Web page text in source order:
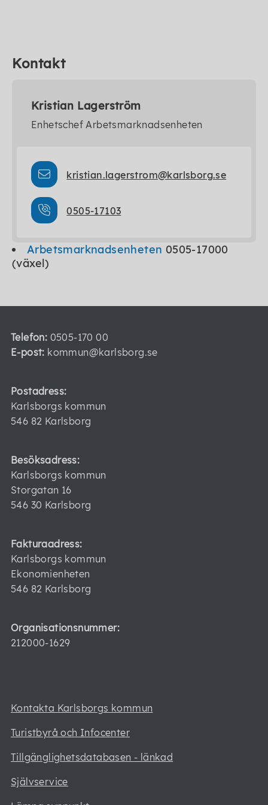
Kontakt
Kristian Lagerström
Enhetschef Arbetsmarknadsenheten
kristian.lagerstrom@karlsborg.se
0505-17103
Arbetsmarknadsenheten 0505-17000
(växel)
Telefon: 0505-170 00
E-post: kommun@karlsborg.se
Postadress:
Karlsborgs kommun
546 82 Karlsborg
Besöksadress:
Karlsborgs kommun
Storgatan 16
546 30 Karlsborg
Fakturaadress:
Karlsborgs kommun
Ekonomienheten
546 82 Karlsborg
Organisationsnummer:
212000-1629
Kontakta Karlsborgs kommun
Turistbyrå och Infocenter
Tillgänglighetsdatabasen - länkad
Självservice